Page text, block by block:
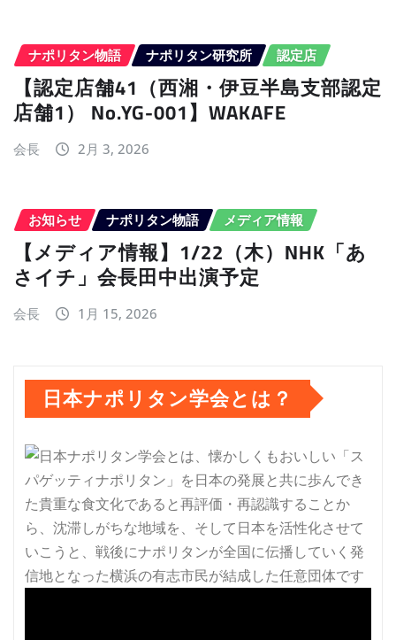
ナポリタン物語 ナポリタン研究所 認定店
【認定店舗41（西湘・伊豆半島支部認定
店舗1） No.YG-001】WAKAFE
会長 2月 3, 2026
お知らせ ナポリタン物語 メディア情報
【メディア情報】1/22（木）NHK「あ
さイチ」会長田中出演予定
会長 1月 15, 2026
日本ナポリタン学会とは？